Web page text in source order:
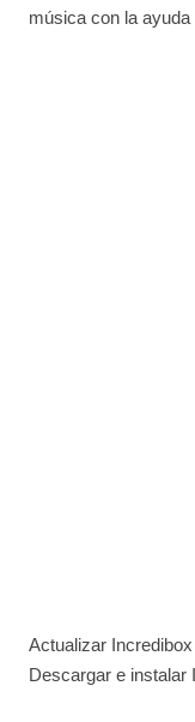
música con la
Actualizar
Descargar e instalar